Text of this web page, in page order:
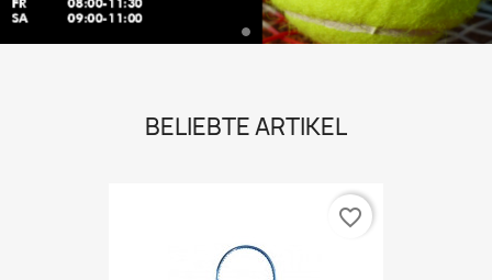
BELIEBTE ARTIKEL
favorite_border